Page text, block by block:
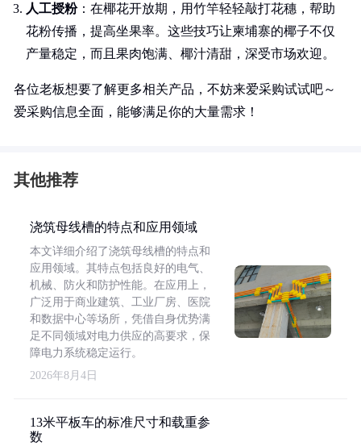
人工授粉：在椰花开放期，用竹竿轻轻敲打花穗，帮助
花粉传播，提高坐果率。这些技巧让柬埔寨的椰子不仅
产量稳定，而且果肉饱满、椰汁清甜，深受市场欢迎。
各位老板想要了解更多相关产品，不妨来爱采购试试吧～
爱采购信息全面，能够满足你的大量需求！
其他推荐
浇筑母线槽的特点和应用领域
本文详细介绍了浇筑母线槽的特点和
应用领域。其特点包括良好的电气、
机械、防火和防护性能。在应用上，
广泛用于商业建筑、工业厂房、医院
和数据中心等场所，凭借自身优势满
足不同领域对电力供应的高要求，保
障电力系统稳定运行。
2026年8月4日
13米平板车的标准尺寸和载重参
数